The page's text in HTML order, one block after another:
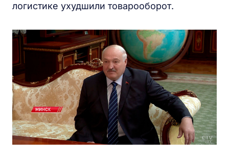
логистике ухудшили товарооборот.